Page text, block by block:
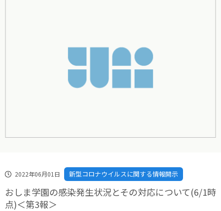
2022年06月01日 新型コロナウイルスに関する情報開示
おしま学園の感染発生状況とその対応について(6/1時
点)＜第3報＞